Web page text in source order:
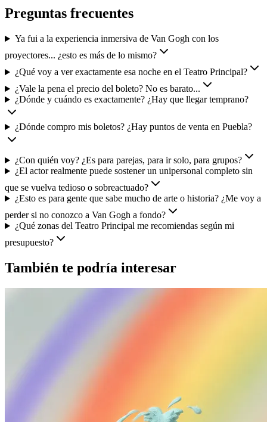
Preguntas frecuentes
Ya fui a la experiencia inmersiva de Van Gogh con los
proyectores... ¿esto es más de lo mismo?
¿Qué voy a ver exactamente esa noche en el Teatro Principal?
¿Vale la pena el precio del boleto? No es barato...
¿Dónde y cuándo es exactamente? ¿Hay que llegar temprano?
¿Dónde compro mis boletos? ¿Hay puntos de venta en Puebla?
¿Con quién voy? ¿Es para parejas, para ir solo, para grupos?
¿El actor realmente puede sostener un unipersonal completo sin
que se vuelva tedioso o sobreactuado?
¿Esto es para gente que sabe mucho de arte o historia? ¿Me voy a
perder si no conozco a Van Gogh a fondo?
¿Qué zonas del Teatro Principal me recomiendas según mi
presupuesto?
También te podría interesar